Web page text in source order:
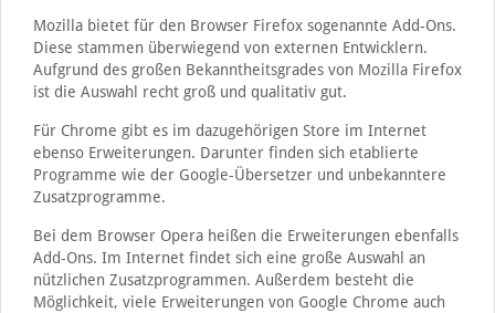
Mozilla bietet für den Browser Firefox sogenannte Add-Ons.
Diese stammen überwiegend von externen Entwicklern.
Aufgrund des großen Bekanntheitsgrades von Mozilla Firefox
ist die Auswahl recht groß und qualitativ gut.
Für Chrome gibt es im dazugehörigen Store im Internet
ebenso Erweiterungen. Darunter finden sich etablierte
Programme wie der Google-Übersetzer und unbekanntere
Zusatzprogramme.
Bei dem Browser Opera heißen die Erweiterungen ebenfalls
Add-Ons. Im Internet findet sich eine große Auswahl an
nützlichen Zusatzprogrammen. Außerdem besteht die
Möglichkeit, viele Erweiterungen von Google Chrome auch